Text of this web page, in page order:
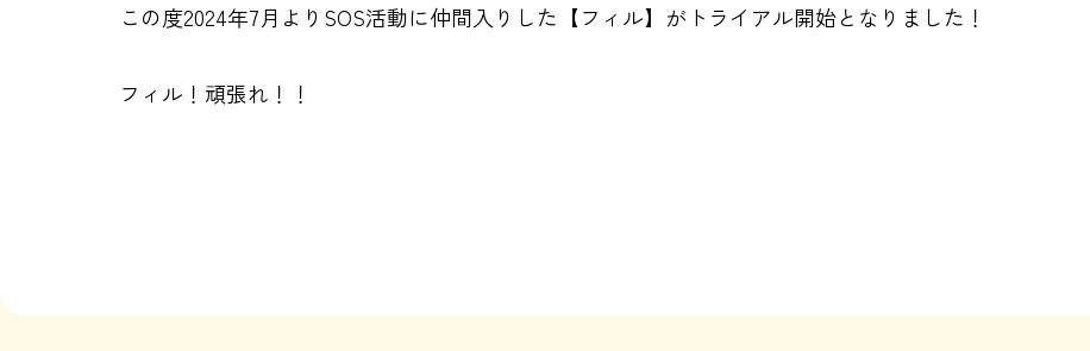
この度2024年7月よりSOS活動に仲間入りした【フィル】がトライアル開始となりました！
フィル！頑張れ！！